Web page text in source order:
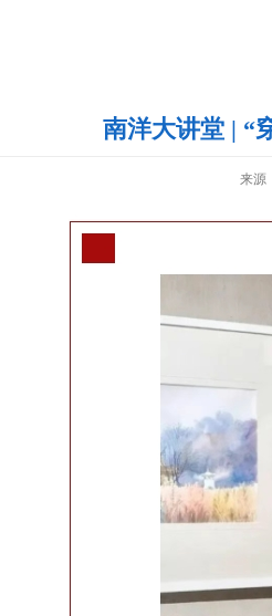
南洋大讲堂 | “
来源